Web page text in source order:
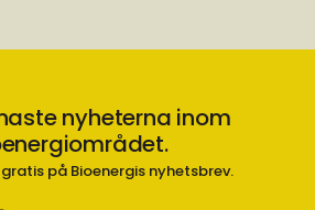
nyheterna inom
på Bioenergis nyhetsbrev.